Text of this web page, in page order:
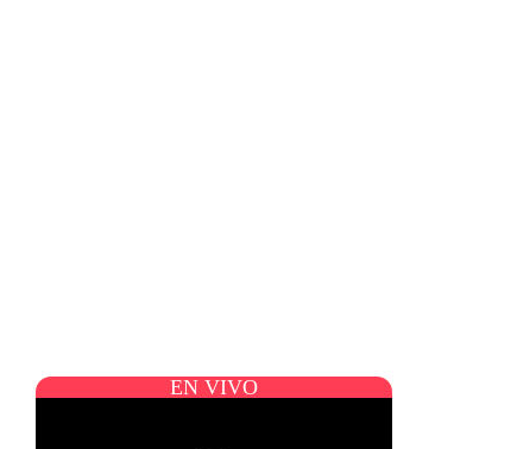
EN VIVO